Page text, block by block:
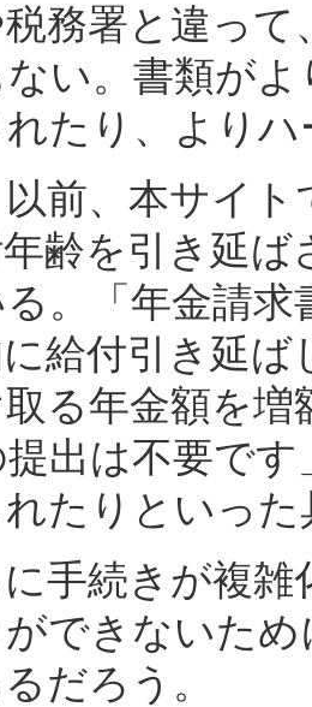
務署と違っ
ない。書類が
たり、より
前、本サイト
齢を引き延
。「年金請
給付引き延
取る年金額を
出は不要で
たりといった
手続きが複雑
できないた
だろう。